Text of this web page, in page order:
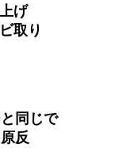
げ
取り
同じで
反